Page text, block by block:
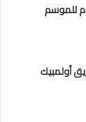
للموسم
أولمبيك